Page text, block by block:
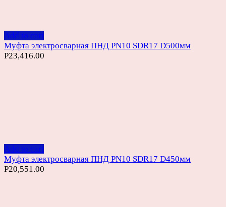
Add to cart
Муфта электросварная ПНД PN10 SDR17 D500мм
Р23,416.00
Add to cart
Муфта электросварная ПНД PN10 SDR17 D450мм
Р20,551.00